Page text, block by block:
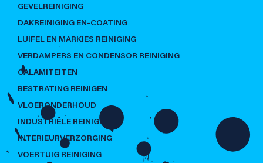
GEVELREINIGING
DAKREINIGING EN-COATING
LUIFEL EN MARKIES REINIGING
VERDAMPERS EN CONDENSOR REINIGING
CALAMITEITEN
BESTRATING REINIGEN
VLOERONDERHOUD
INDUSTRIËLE REINIGING
INTERIEURVERZORGING
VOERTUIG REINIGING